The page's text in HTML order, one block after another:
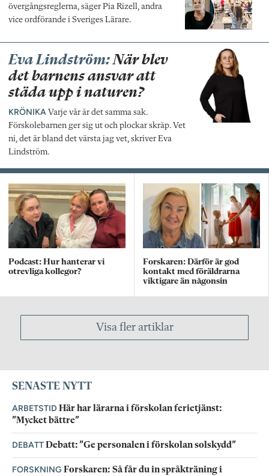
övergångsreglerna, säger Pia Rizell, andra
vice ordförande i Sveriges Lärare.
Eva Lindström:När blev
det barnens ansvar att
städa upp i naturen?
KRÖNIKA Varje vår är det samma sak.
Förskolebarnen ger sig ut och plockar skräp. Vet
ni, det är bland det värsta jag vet, skriver Eva
Lindström.
Podcast: Hur hanterar vi
otrevliga kollegor?
Forskaren: Därför är god
kontakt med föräldrarna
viktigare än någonsin
Visa fler artiklar
SENASTE NYTT
ARBETSTIDHär har lärarna i förskolan ferietjänst:
”Mycket bättre”
DEBATTDebatt: ”Ge personalen i förskolan solskydd”
FORSKNING Forskaren: Så får du in språkträning i